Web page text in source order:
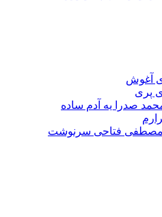
آغوش
پری
و مصطفی فتاحی سرنوشت